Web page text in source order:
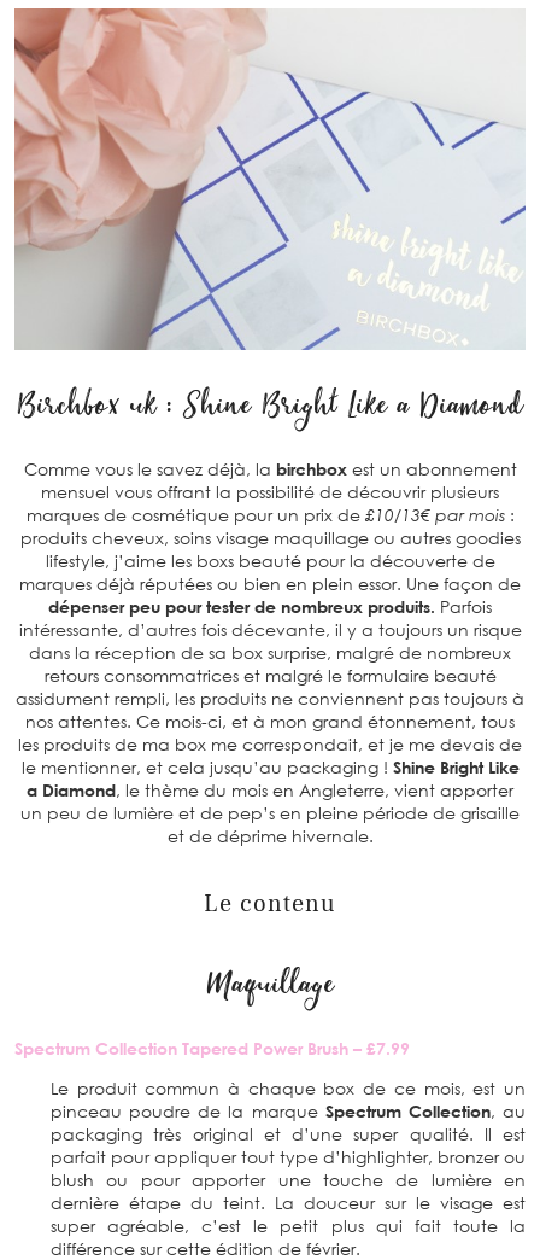
Birchbox uk : Shine Bright Like a Diamond
Comme vous le savez déjà, la birchboxest un abonnement
mensuel vous offrant la possibilité de découvrir plusieurs
marques de cosmétique pour un prix de£10/13€ par mois:
produits cheveux, soins visage maquillage ou autres goodies
lifestyle, j’aime les boxs beauté pour la découverte de
marques déjà réputées ou bien en plein essor. Une façon de
dépenser peu pour tester de nombreux produits. Parfois
intéressante, d’autres fois décevante, il y a toujours un risque
dans la réception de sa box surprise, malgré de nombreux
retours consommatrices et malgré le formulaire beauté
assidument rempli, les produits ne conviennent pas toujours à
nos attentes. Ce mois-ci, et à mon grand étonnement, tous
les produits de ma box me correspondait, et je me devais de
le mentionner, et cela jusqu’au packaging ! Shine Bright Like
a Diamond, le thème du mois en Angleterre, vient apporter
un peu de lumière et de pep’s en pleine période de grisaille
et de déprime hivernale.
Le contenu
Maquillage
Spectrum Collection Tapered Power Brush – £7.99
Le produit commun à chaque box de ce mois, est un
pinceau poudre de la marqueSpectrum Collection, au
packaging très original et d’une super qualité. Il est
parfait pour appliquer tout type d’highlighter, bronzer ou
blush ou pour apporter une touche de lumière en
dernière étape du teint. La douceur sur le visage est
super agréable, c’est le petit plus qui fait toute la
différence sur cette édition de février.